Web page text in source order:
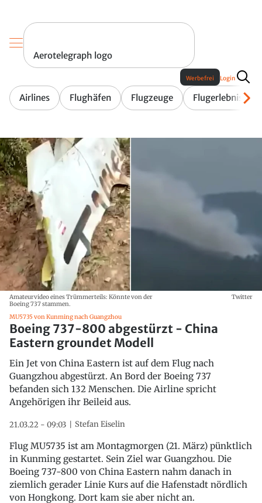
Aerotelegraph logo
Airlines Flughäfen Flugzeuge Flugerlebnis
Werbefrei Login
Amateurvideo eines Trümmerteils: Könnte von der
Boeing 737 stammen.
Twitter
MU5735 von Kunming nach Guangzhou
Boeing 737-800 abgestürzt - China
Eastern groundet Modell
Ein Jet von China Eastern ist auf dem Flug nach
Guangzhou abgestürzt. An Bord der Boeing 737
befanden sich 132 Menschen. Die Airline spricht
Angehörigen ihr Beileid aus.
21.03.22 - 09:03 Stefan Eiselin
Flug MU5735 ist am Montagmorgen (21. März) pünktlich
in Kunming gestartet. Sein Ziel war Guangzhou. Die
Boeing 737-800 von China Eastern nahm danach in
ziemlich gerader Linie Kurs auf die Hafenstadt nördlich
von Hongkong. Dort kam sie aber nicht an.